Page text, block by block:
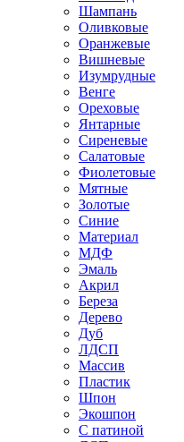
Шампань
Оливковые
Оранжевые
Вишневые
Изумрудные
Венге
Ореховые
Янтарные
Сиреневые
Салатовые
Фиолетовые
Мятные
Золотые
Синие
Материал
МДФ
Эмаль
Акрил
Береза
Дерево
Дуб
ЛДСП
Массив
Пластик
Шпон
Экошпон
С патиной